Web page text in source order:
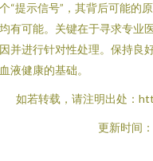
“提示信号”，其背后可能的
有可能。关键在于寻求专业
并进行针对性处理。保持良
液健康的基础。
如若转载，请注明出处：
更新时间